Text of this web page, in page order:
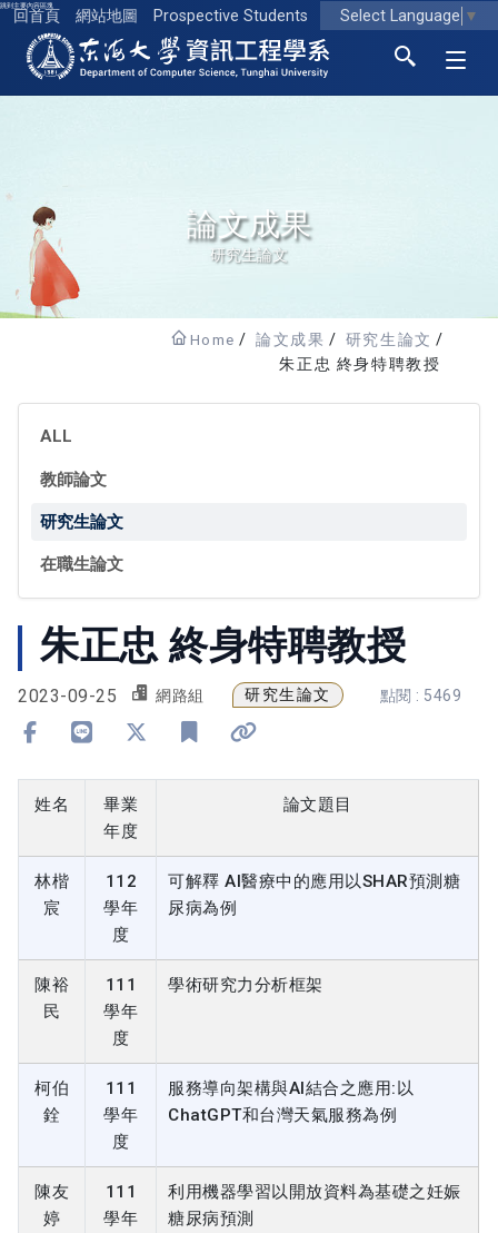
跳到主要內容區塊
回首頁 網站地圖 Prospective Students Select Language ▼
東海大學logo
論文成果
研究生論文
Home 論文成果
研究生論文
朱正忠 終身特聘教授
ALL
教師論文
研究生論文
在職生論文
朱正忠 終身特聘教授
2023-09-25 網路組 研究生論文 點閱 : 5469
姓名
畢業
年度
論文題目
林楷
宸
112
學年
度
可解釋 AI醫療中的應用以SHAR預測糖
尿病為例
陳裕
民
111
學年
度
學術研究力分析框架
柯伯
銓
111
學年
度
服務導向架構與AI結合之應用:以
ChatGPT和台灣天氣服務為例
陳友
婷
111
學年
利用機器學習以開放資料為基礎之妊娠
糖尿病預測